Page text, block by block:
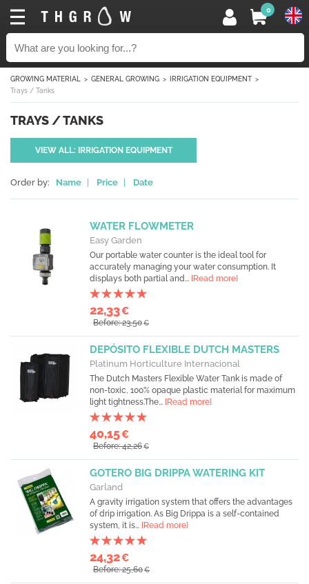
0
GROWING MATERIAL GENERAL GROWING
IRRIGATION EQUIPMENT
Trays / Tanks
TRAYS / TANKS
VIEW ALL: IRRIGATION EQUIPMENT
Order by: Name Price Date
WATER FLOWMETER
Easy Garden
Our portable water counter is the ideal tool for
accurately managing your water consumption. It
displays both partial and... [Read more]
22,33€
Before: 23,50€
DEPÓSITO FLEXIBLE DUTCH MASTERS
Platinum Horticulture Internacional
The Dutch Masters Flexible Water Tank is made of
non-toxic, 100% opaque plastic material for maximum
light tightness.The... [Read more]
40,15€
Before: 42,26€
GOTERO BIG DRIPPA WATERING KIT
Garland
A gravity irrigation system that offers the advantages
of drip irrigation. As Big Drippa is a self-contained
system, it is... [Read more]
24,32€
Before: 25,60€